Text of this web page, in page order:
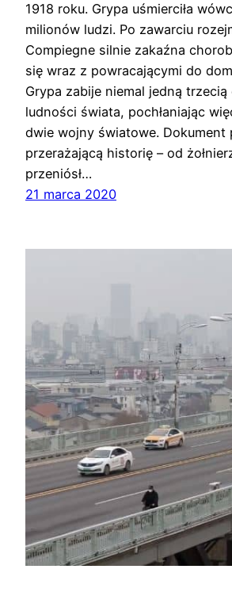
1918 roku. Grypa uśmierciła
milionów ludzi. Po zawarciu
Compiegne silnie zakaźna
się wraz z powracającymi do
Grypa zabije niemal jedną trzecią
ludności świata, pochłaniając
dwie wojny światowe. Dokument
przerażającą historię – od
przeniósł…
21 marca 2020